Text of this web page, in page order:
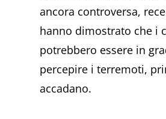
ancora controversa,
hanno dimostrato che i
potrebbero essere in
percepire i terremoti,
accadano.